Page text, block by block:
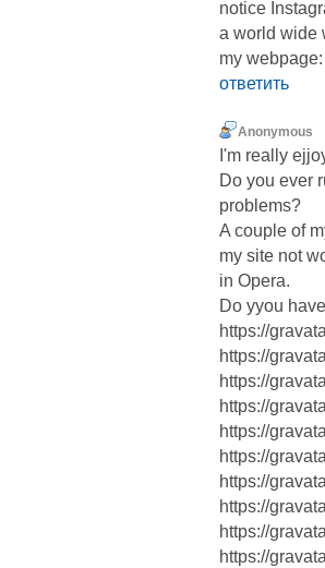
notice
a world wide
my
ответить
Anonymous
I'm really
Do you ever
problems?
A couple of
my site not
in Opera.
Do yyou
https://
https://
https://
https://
https://
https://
https://
https://
https://
https://